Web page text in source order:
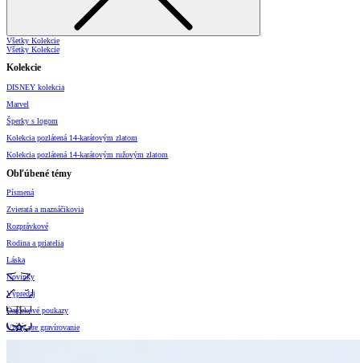
Všetky Kolekcie
Všetky Kolekcie
Kolekcie
DISNEY kolekcia
Marvel
Šperky s logom
Kolekcia pozlátená 14-karátovým zlatom
Kolekcia pozlátená 14-karátovým ružovým zlatom
Obľúbené témy
Písmená
Zvieratá a maznáčikovia
Rozprávkové
Rodina a priatelia
Láska
Novinky
Výpredaj
Darčekové poukazy
Vzory pre gravírovanie